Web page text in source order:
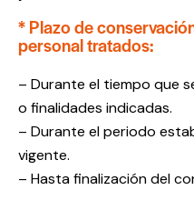
* Plazo de
personal tratados:
– Durante el tiempo que
o finalidades indicadas.
– Durante el periodo
vigente.
– Hasta finalización del